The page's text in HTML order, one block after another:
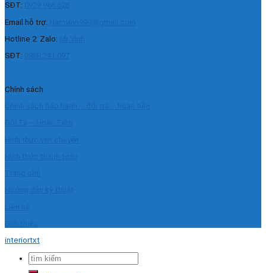
SĐT:
Email hỗ trợ:
Hotline 2: Zalo:
SĐT:
Chính sách
interiortxt
Tìm
kiếm: